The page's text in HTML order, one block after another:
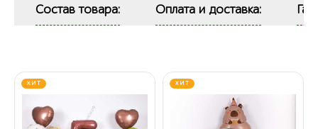
Состав товара: Оплата и доставка:
ХИТ ХИТ